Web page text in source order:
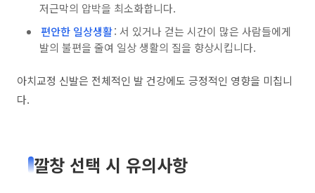
저근막의 압박을 최소화합니다.
편안한 일상생활: 서 있거나 걷는 시간이 많은 사람들에게
발의 불편을 줄여 일상 생활의 질을 향상시킵니다.
아치교정 신발은 전체적인 발 건강에도 긍정적인 영향을 미칩니
다.
깔창 선택 시 유의사항